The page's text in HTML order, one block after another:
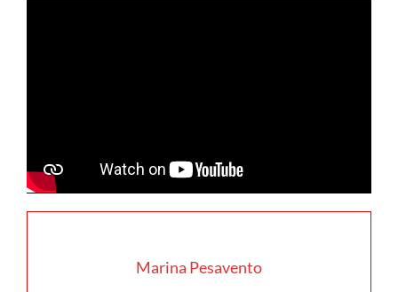
Marina Pesavento